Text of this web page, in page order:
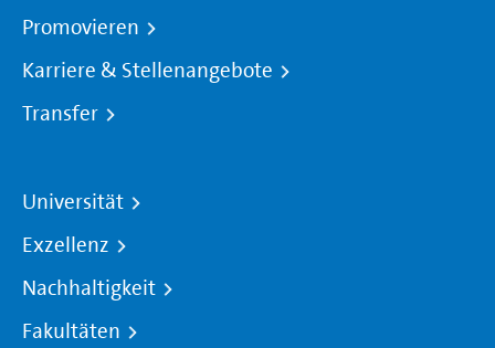
Promovieren
Karriere & Stellenangebote
Transfer
Universität
Exzellenz
Nachhaltigkeit
Fakultäten